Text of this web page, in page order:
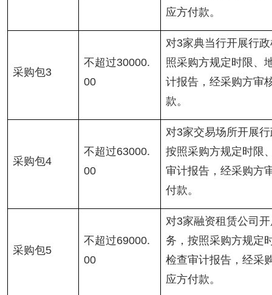
应方付款。
采购包3
不超过30000.
00
对3家典当行开展行
照采购方规定时限、
计报告，经采购方审
款。
采购包4
不超过63000.
00
对3家交易场所开展
按照采购方规定时限
审计报告，经采购方
付款。
采购包5
不超过69000.
00
对3家融资租赁公司
务，按照采购方规定
检查审计报告，经采
应方付款。